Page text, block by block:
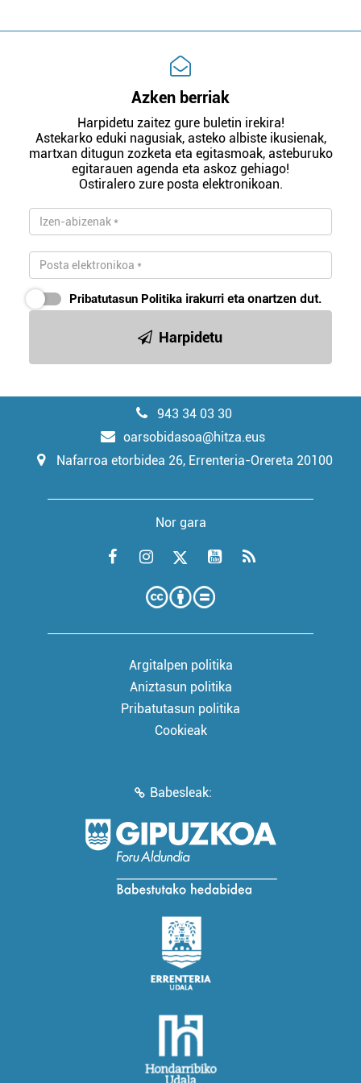
Azken berriak
Harpidetu zaitez gure buletin irekira!
Astekarko eduki nagusiak, asteko albiste ikusienak,
martxan ditugun zozketa eta egitasmoak, asteburuko
egitarauen agenda eta askoz gehiago!
Ostiralero zure posta elektronikoan.
Pribatutasun Politika irakurri eta onartzen dut.
Harpidetu
943 34 03 30
oarsobidasoa@hitza.eus
Nafarroa etorbidea 26, Errenteria-Orereta 20100
Nor gara
Argitalpen politika
Aniztasun politika
Pribatutasun politika
Cookieak
Babesleak: